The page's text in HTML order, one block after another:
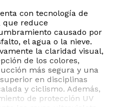
con tecnología de
que reduce
causado por
el agua o la nieve.
la claridad visual,
de los colores,
más segura y una
en disciplinas
y ciclismo. Además,
de protección UV